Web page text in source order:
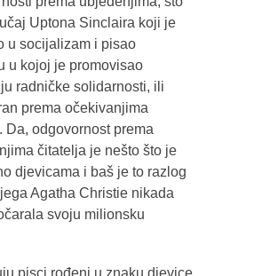
Uptona Sinclaira koji je
u socijalizam i pisao
u kojoj je promovisao
radničke solidarnosti, ili
prema očekivanjima
Da, odgovornost prema
čitatelja je nešto što je
djevicama i baš je to razlog
Agatha Christie nikada
svoju milionsku
pisci rođeni u znaku djevice